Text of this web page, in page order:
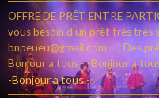
OFFRE DE PRÊT ENTRE
vous besoin d'un prêt très très
bnpeueu@gmail.com ✅. Des
Bonjour a tous - -Bonjour a
-Bonjour a tous -✅